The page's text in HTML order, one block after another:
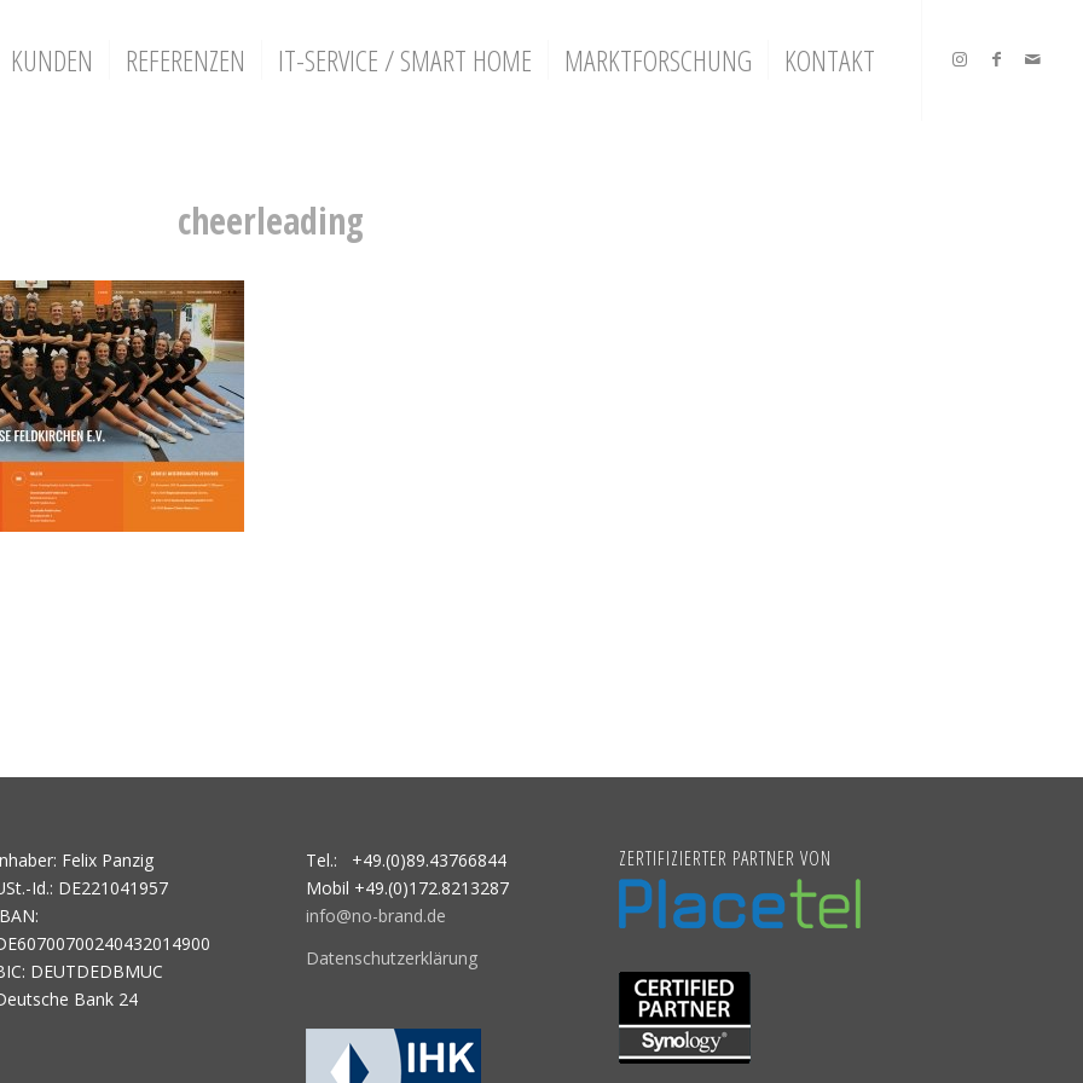
KUNDEN REFERENZEN IT-SERVICE / SMART HOME MARKTFORSCHUNG KONTAKT
cheerleading
Felix Panzig
Id.: DE221041957
DEUTDEDBMUC
Bank 24
Tel.: +49.(0)89.43766844
Mobil +49.(0)172.8213287
info@no-brand.de
Datenschutzerklärung
ZERTIFIZIERTER PARTNER VON